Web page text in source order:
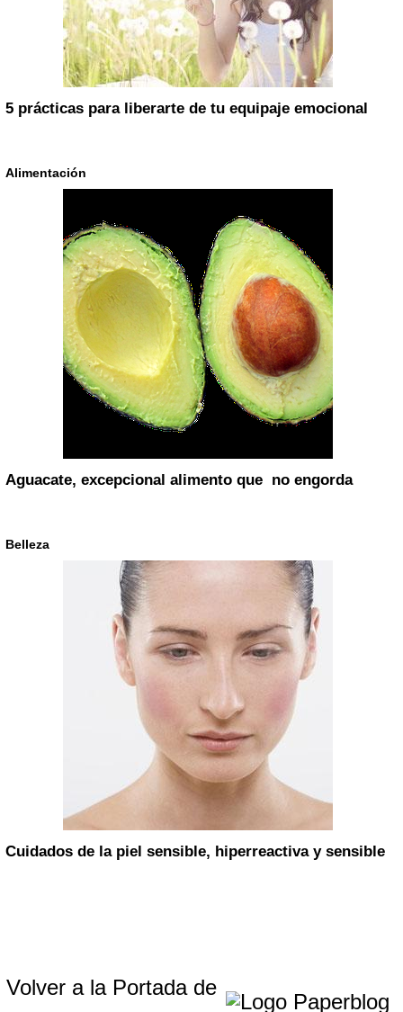
5 prácticas para liberarte de tu equipaje emocional
Alimentación
Aguacate, excepcional alimento que no engorda
Belleza
Cuidados de la piel sensible, hiperreactiva y sensible
Volver a la Portada de